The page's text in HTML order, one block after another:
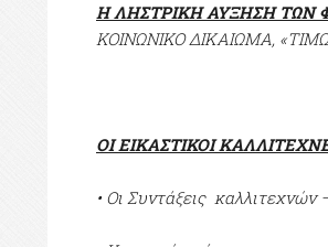
Η ΛΗΣΤΡΙΚΗ ΑΥΞΗΣΗ ΤΩΝ
ΚΟΙΝΩΝΙΚΟ ΔΙΚΑΙΩΜΑ,
ΟΙ ΕΙΚΑΣΤΙΚΟΙ
• Οι Συντάξεις